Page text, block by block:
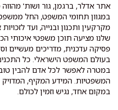
אתר אדלר, ברגמן, גור ושות'
במגוון תחומי המשפט, החל ממשפט
מקרקעין ותכנון ובנייה, ועד
שלנו מציעה תוכן משפטי איכותי
פסיקה עדכנית, מדריכים מעשיים
בעולם המשפט הישראלי. כל
במטרה לאפשר לכל אדם להבין טוב
המשפטיות. המידע המקיף, המדויק
במקום אחד, נגיש וזמין לכולם.